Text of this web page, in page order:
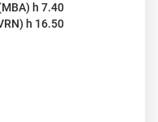
h 7.40
h 16.50